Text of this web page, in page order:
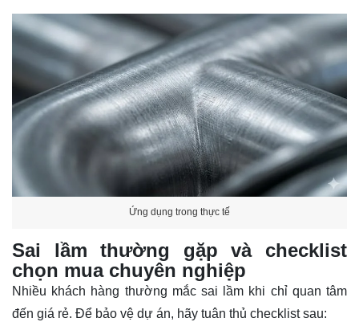
Ứng dụng trong thực tế
Sai lầm thường gặp và checklist
chọn mua chuyên nghiệp
Nhiều khách hàng thường mắc sai lầm khi chỉ quan tâm
đến giá rẻ. Để bảo vệ dự án, hãy tuân thủ checklist sau: